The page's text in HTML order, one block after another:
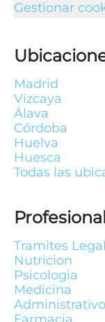
Gestionar
Madrid
Vizcaya
Álava
Córdoba
Huelva
Huesca
Todas las
Tramites
Nutricion
Psicologia
Medicina